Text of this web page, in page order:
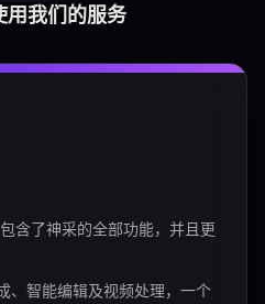
用我们的服务
含了神采的全部功能，并且更
、智能编辑及视频处理，一个